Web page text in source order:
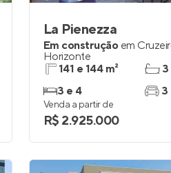
La Pienezza
Em construção em
Horizonte
141 e 144 m²
3 e 4
3
3
Venda a partir de
R$ 2.925.000